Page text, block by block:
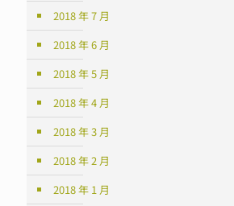
2018 年 7 月
2018 年 6 月
2018 年 5 月
2018 年 4 月
2018 年 3 月
2018 年 2 月
2018 年 1 月